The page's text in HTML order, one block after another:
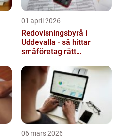
01 april 2026
Redovisningsbyrå i
Uddevalla - så hittar
småföretag rätt
06 mars 2026